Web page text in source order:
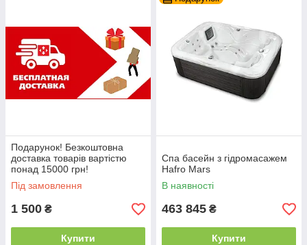
Подарунок! Безкоштовна
доставка товарів вартістю
понад 15000 грн!
Під замовлення
1 500 ₴
Купити
Спа басейн з гідромасажем
Hafro Mars
В наявності
463 845 ₴
Купити